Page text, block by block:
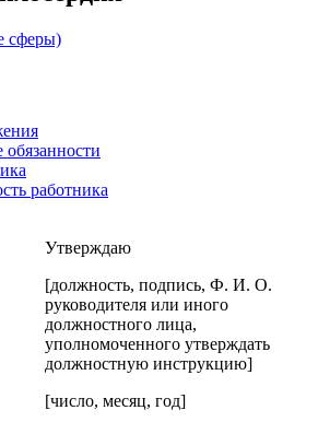
сферы)
работника
Утверждаю
[должность, подпись, Ф. И. О.
руководителя или иного
должностного лица,
уполномоченного утверждать
должностную инструкцию]
[число, месяц, год]